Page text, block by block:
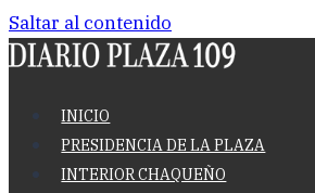
Saltar al contenido
INICIO
PRESIDENCIA DE LA PLAZA
INTERIOR CHAQUEÑO